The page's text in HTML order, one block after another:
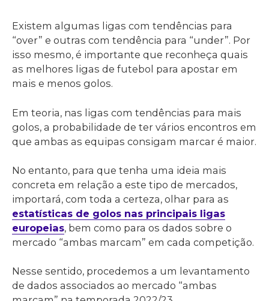
Existem algumas ligas com tendências para
“over” e outras com tendência para “under”. Por
isso mesmo, é importante que reconheça quais
as melhores ligas de futebol para apostar em
mais e menos golos.
Em teoria, nas ligas com tendências para mais
golos, a probabilidade de ter vários encontros em
que ambas as equipas consigam marcar é maior.
No entanto, para que tenha uma ideia mais
concreta em relação a este tipo de mercados,
importará, com toda a certeza, olhar para as
estatísticas de golos nas principais ligas
europeias, bem como para os dados sobre o
mercado “ambas marcam” em cada competição.
Nesse sentido, procedemos a um levantamento
de dados associados ao mercado “ambas